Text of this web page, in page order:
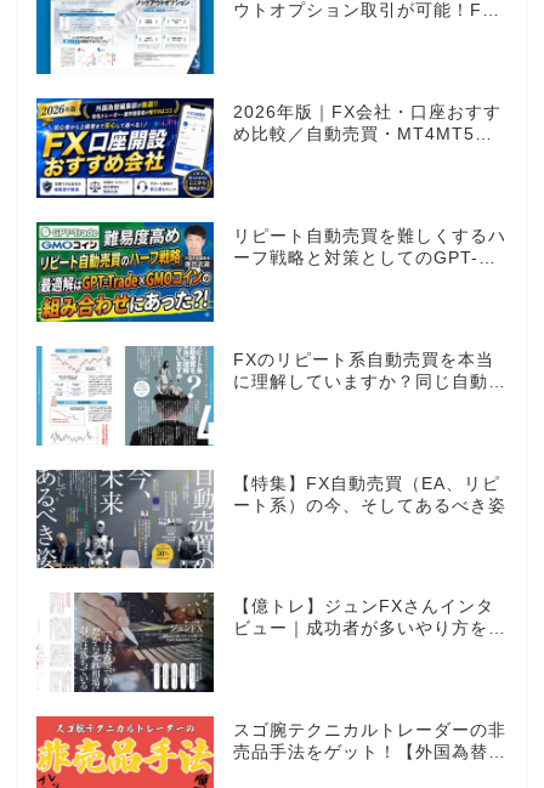
ウトオプション取引が可能！FX
2026年版｜FX会社・口座おすす
め比較／自動売買・MT4MT5対
リピート自動売買を難しくするハ
ーフ戦略と対策としてのGPT-
FXのリピート系自動売買を本当
に理解していますか？同じ自動売
【特集】FX自動売買（EA、リピ
ート系）の今、そしてあるべき姿
【億トレ】ジュンFXさんインタ
ビュー｜成功者が多いやり方を選
スゴ腕テクニカルトレーダーの非
売品手法をゲット！【外国為替×